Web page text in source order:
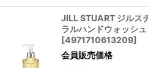
JILL STUART ジルス
ラルハンドウォッシ
[4971710613209]
会員販売価格